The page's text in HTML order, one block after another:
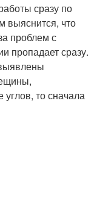
сразу по
выяснится, что
проблем с
пропадает сразу.
то сначала